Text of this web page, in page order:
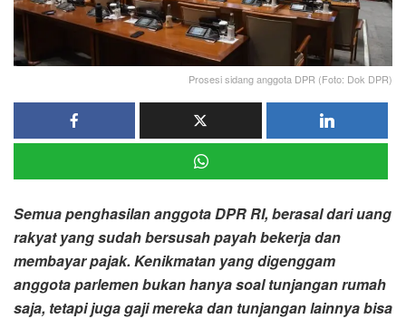
Prosesi sidang anggota DPR (Foto: Dok DPR)
Semua penghasilan anggota DPR RI, berasal dari uang
rakyat yang sudah bersusah payah bekerja dan
membayar pajak. Kenikmatan yang digenggam
anggota parlemen bukan hanya soal tunjangan rumah
saja, tetapi juga gaji mereka dan tunjangan lainnya bisa